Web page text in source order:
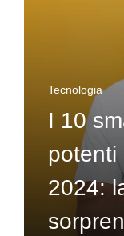
Tecnologia
I 10
potenti
2024: